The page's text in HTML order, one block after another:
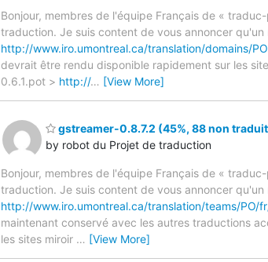
Bonjour, membres de l'équipe Français de «
traduction. Je suis content de vous annoncer
http://www.iro.umontreal.ca/translation/domains/
devrait être rendu disponible rapidement sur les
0.6.1.pot > http://… [View More]
gstreamer-0.8.7.2 (45%, 88 non
by robot du Projet de traduction
Bonjour, membres de l'équipe Français de «
traduction. Je suis content de vous annoncer
http://www.iro.umontreal.ca/translation/teams/PO/
maintenant conservé avec les autres traductions
les sites miroir … [View More]